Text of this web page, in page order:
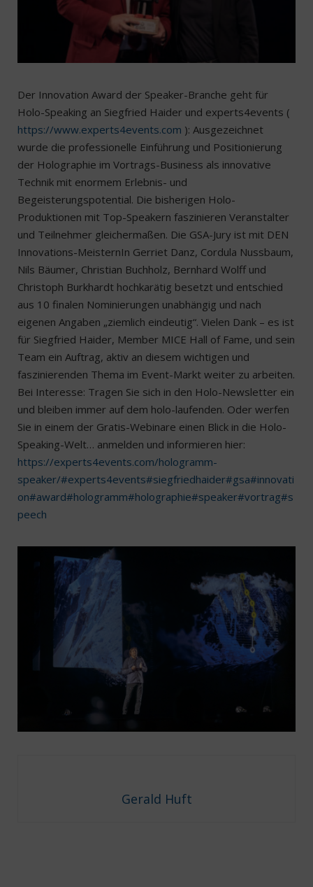
Der Innovation Award der Speaker-Branche geht für
Holo-Speaking an Siegfried Haider und experts4events (
https://www.experts4events.com ): Ausgezeichnet
wurde die professionelle Einführung und Positionierung
der Holographie im Vortrags-Business als innovative
Technik mit enormem Erlebnis- und
Begeisterungspotential. Die bisherigen Holo-
Produktionen mit Top-Speakern faszinieren Veranstalter
und Teilnehmer gleichermaßen. Die GSA-Jury ist mit DEN
Innovations-MeisternIn Gerriet Danz, Cordula Nussbaum,
Nils Bäumer, Christian Buchholz, Bernhard Wolff und
Christoph Burkhardt hochkarätig besetzt und entschied
aus 10 finalen Nominierungen unabhängig und nach
eigenen Angaben „ziemlich eindeutig“. Vielen Dank – es ist
für Siegfried Haider, Member MICE Hall of Fame, und sein
Team ein Auftrag, aktiv an diesem wichtigen und
faszinierenden Thema im Event-Markt weiter zu arbeiten.
Bei Interesse: Tragen Sie sich in den Holo-Newsletter ein
und bleiben immer auf dem holo-laufenden. Oder werfen
Sie in einem der Gratis-Webinare einen Blick in die Holo-
Speaking-Welt… anmelden und informieren hier:
https://experts4events.com/hologramm-
speaker/#experts4events#siegfriedhaider#gsa#innovati
on#award#hologramm#holographie#speaker#vortrag#s
peech
Gerald Huft